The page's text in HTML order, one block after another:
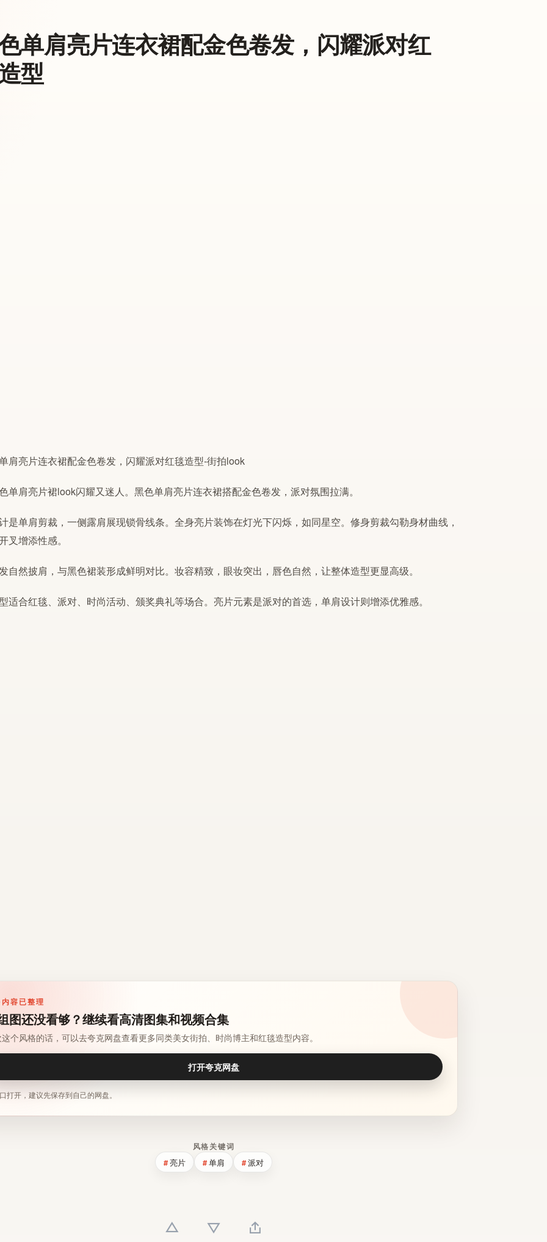
单肩亮片连衣裙配金色卷发，闪耀派对红
型
单肩亮片裙look闪耀又迷人。黑色单肩亮片连衣裙搭配金色卷发， 派对氛围拉满。
是单肩剪裁，一侧露肩展现锁骨线条。全身亮片装饰在灯光下闪烁，如同星空。修身剪裁勾勒身材曲线，
叉增添性感。
自然披肩，与黑色裙装形成鲜明对比。妆容精致，眼妆突出，唇色自然，让整体造型更显高级。
适合红毯、 派对、时尚活动、颁奖典礼等场合。 亮片元素是派对的首选， 单肩设计则增添优雅感。
容已整理
图还没看够？继续看高清图集和视频合集
个风格的话，可以去夸克网盘查看更多同类美女街拍、时尚博主和红毯造型内容。
打开夸克网盘
打开，建议先保存到自己的网盘。
风格关键词
亮片 单肩 派对